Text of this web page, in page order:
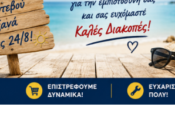
Αγορά Ρωτήστε μας
ΚΑΤΌΠΙΝ ΠΑΡΑΓΓΕΛΊΑΣ